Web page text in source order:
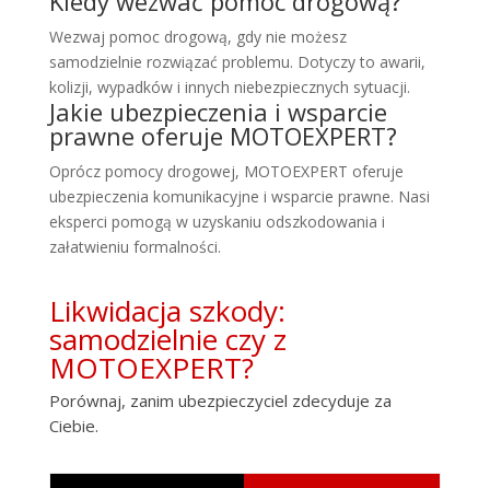
Wezwaj pomoc drogową, gdy nie możesz
samodzielnie rozwiązać problemu. Dotyczy to awarii,
kolizji, wypadków i innych niebezpiecznych sytuacji.
Jakie ubezpieczenia i wsparcie
prawne oferuje MOTOEXPERT?
Oprócz pomocy drogowej, MOTOEXPERT oferuje
ubezpieczenia komunikacyjne i wsparcie prawne. Nasi
eksperci pomogą w uzyskaniu odszkodowania i
załatwieniu formalności.
Likwidacja szkody:
samodzielnie czy z
MOTOEXPERT?
Porównaj, zanim ubezpieczyciel zdecyduje za
Ciebie.